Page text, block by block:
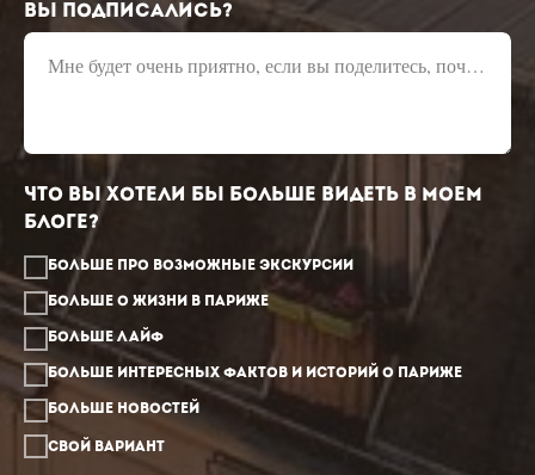
Вы подписались?
Мне будет очень приятно, если вы поделитесь, почему решили подписаться на мой блог
Что Вы хотели бы больше видеть в моем
блоге?
Больше про возможные экскурсии
Больше о жизни в Париже
Больше лайф
Больше интересных фактов и историй о Париже
Больше новостей
Свой вариант